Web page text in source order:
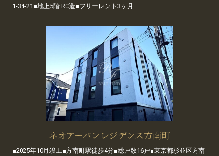
1-34-21■地上5階 RC造■フリーレント3ヶ月
ネオアーバンレジデンス方南町
■2025年10月竣工■方南町駅徒歩4分■総戸数16戸■東京都杉並区方南